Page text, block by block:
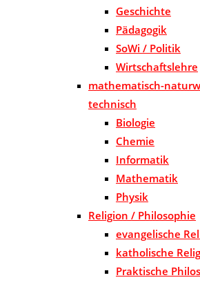
Geschichte
Pädagogik
SoWi / Politik
Wirtschaftslehre
mathematisch-
technisch
Biologie
Chemie
Informatik
Mathematik
Physik
Religion / Philosophie
evangelische
katholische
Praktische